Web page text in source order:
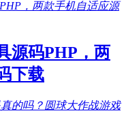
源码PHP，两
下载